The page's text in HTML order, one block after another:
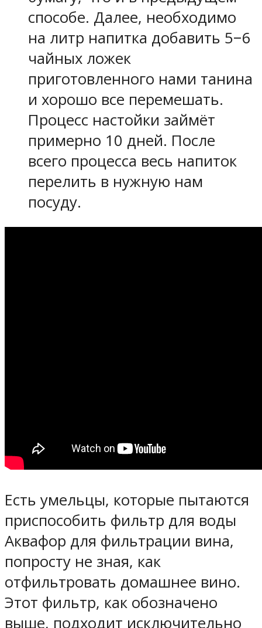
способе. Далее, необходимо
на литр напитка добавить 5−6
чайных ложек
приготовленного нами танина
и хорошо все перемешать.
Процесс настойки займёт
примерно 10 дней. После
всего процесса весь напиток
перелить в нужную нам
посуду.
Есть умельцы, которые пытаются
приспособить фильтр для воды
Аквафор для фильтрации вина,
попросту не зная, как
отфильтровать домашнее вино.
Этот фильтр, как обозначено
выше, подходит исключительно